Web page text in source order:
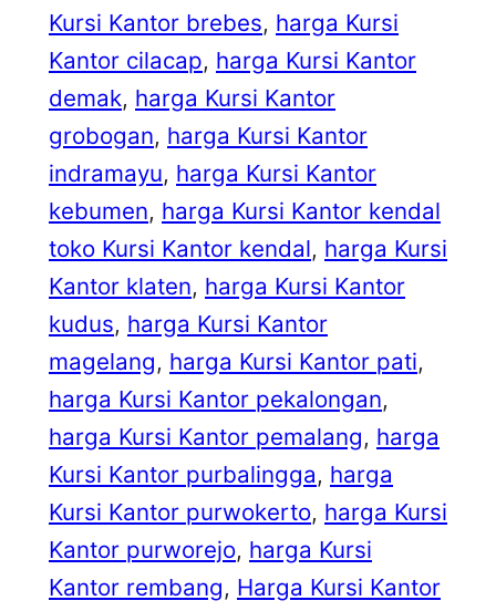
Kursi Kantor brebes, harga Kursi
Kantor cilacap, harga Kursi Kantor
demak, harga Kursi Kantor
grobogan, harga Kursi Kantor
indramayu, harga Kursi Kantor
kebumen, harga Kursi Kantor kendal
toko Kursi Kantor kendal, harga Kursi
Kantor klaten, harga Kursi Kantor
kudus, harga Kursi Kantor
magelang, harga Kursi Kantor pati
harga Kursi Kantor pekalongan
harga Kursi Kantor pemalang, harga
Kursi Kantor purbalingga, harga
Kursi Kantor purwokerto, harga Kursi
Kantor purworejo, harga Kursi
Kantor rembang, Harga Kursi Kantor